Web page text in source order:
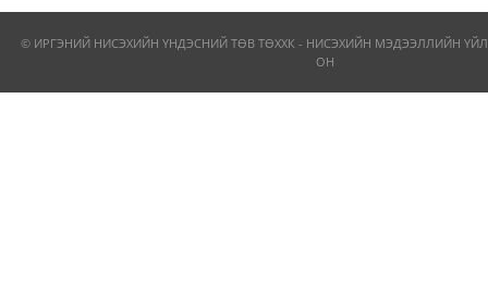
© ИРГЭНИЙ НИСЭХИЙН ҮНДЭСНИЙ ТӨВ ТӨХХК - НИСЭХИЙН МЭДЭЭЛЛИЙН
ОН